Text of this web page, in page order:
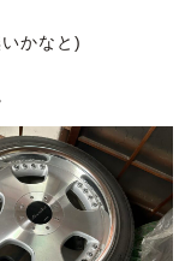
かなと)